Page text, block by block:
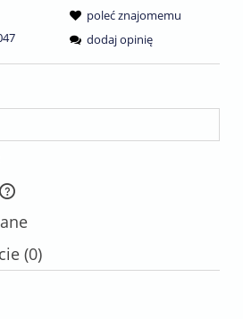
poleć znajomemu
dodaj opinię
kosztów płatności
(0)